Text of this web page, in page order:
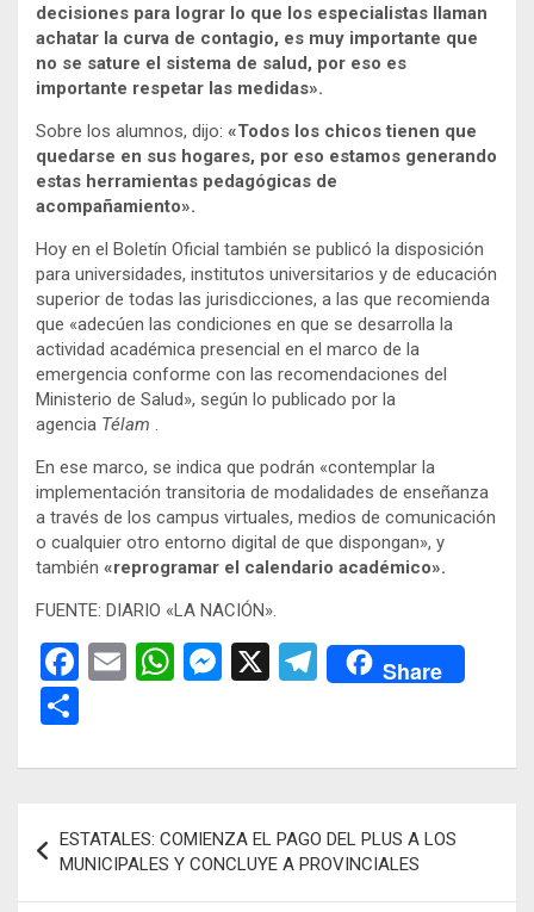
decisiones para lograr lo que los especialistas llaman
achatar la curva de contagio, es muy importante que
no se sature el sistema de salud, por eso es
importante respetar las medidas».
Sobre los alumnos, dijo: «Todos los chicos tienen que
quedarse en sus hogares, por eso estamos generando
estas herramientas pedagógicas de
acompañamiento».
Hoy en el Boletín Oficial también se publicó la disposición
para universidades, institutos universitarios y de educación
superior de todas las jurisdicciones, a las que recomienda
que «adecúen las condiciones en que se desarrolla la
actividad académica presencial en el marco de la
emergencia conforme con las recomendaciones del
Ministerio de Salud», según lo publicado por la
agencia Télam .
En ese marco, se indica que podrán «contemplar la
implementación transitoria de modalidades de enseñanza
a través de los campus virtuales, medios de comunicación
o cualquier otro entorno digital de que dispongan», y
también «reprogramar el calendario académico».
FUENTE: DIARIO «LA NACIÓN».
F
b
o
k
E
W
s
p
p
M
n
er
X
T
gr
m
Share
m
p
ar
tir
de
entradas
ESTATALES: COMIENZA EL PAGO DEL PLUS A LOS
MUNICIPALES Y CONCLUYE A PROVINCIALES